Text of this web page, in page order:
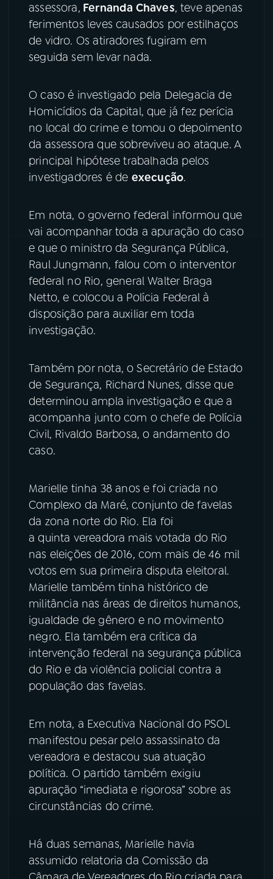
assessora, Fernanda Chaves, teve apenas
ferimentos leves causados por estilhaços
de vidro. Os atiradores fugiram em
seguida sem levar nada.
O caso é investigado pela Delegacia de
Homicídios da Capital, que já fez perícia
no local do crime e tomou o depoimento
da assessora que sobreviveu ao ataque. A
principal hipótese trabalhada pelos
investigadores é de execução.
Em nota, o governo federal informou que
vai acompanhar toda a apuração do caso
e que o ministro da Segurança Pública,
Raul Jungmann, falou com o interventor
federal no Rio, general Walter Braga
Netto, e colocou a Polícia Federal à
disposição para auxiliar em toda
investigação.
Também por nota, o Secretário de Estado
de Segurança, Richard Nunes, disse que
determinou ampla investigação e que a
acompanha junto com o chefe de Polícia
Civil, Rivaldo Barbosa, o andamento do
caso.
Marielle tinha 38 anos e foi criada no
Complexo da Maré, conjunto de favelas
da zona norte do Rio. Ela foi
a quinta vereadora mais votada do Rio
nas eleições de 2016, com mais de 46 mil
votos em sua primeira disputa eleitoral.
Marielle também tinha histórico de
militância nas áreas de direitos humanos,
igualdade de gênero e no movimento
negro. Ela também era crítica da
intervenção federal na segurança pública
do Rio e da violência policial contra a
população das favelas.
Em nota, a Executiva Nacional do PSOL
manifestou pesar pelo assassinato da
vereadora e destacou sua atuação
política. O partido também exigiu
apuração “imediata e rigorosa” sobre as
circunstâncias do crime.
Há duas semanas, Marielle havia
assumido relatoria da Comissão da